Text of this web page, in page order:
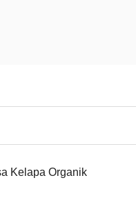
Kelapa Organik